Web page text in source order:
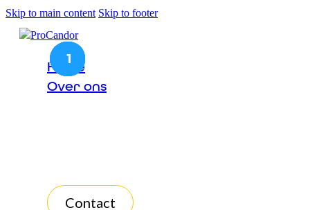
Skip to main content Skip to footer
Home
Over ons
Subsidies
Contact
8
7
6
5
4
3
2
1